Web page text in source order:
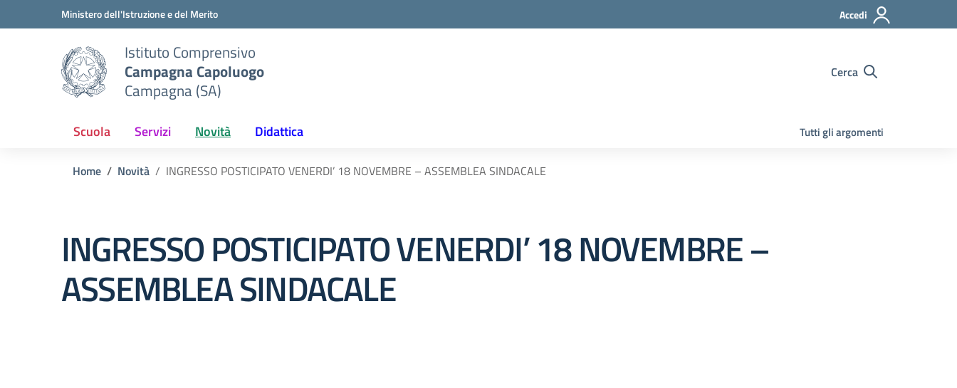
Vai ai contenuti
Vai al menu di navigazioneMinistero dell'Istruzione e del Merito Accedi
Istituto Comprensivo
Campagna Capoluogo
Campagna (SA)
Cerca
Scuola Servizi Novità Didattica Tutti gli argomenti
Home Novità INGRESSO POSTICIPATO VENERDI’ 18 NOVEMBRE – ASSEMBLEA SINDACALE
INGRESSO POSTICIPATO VENERDI’ 18 NOVEMBRE –
ASSEMBLEA SINDACALE